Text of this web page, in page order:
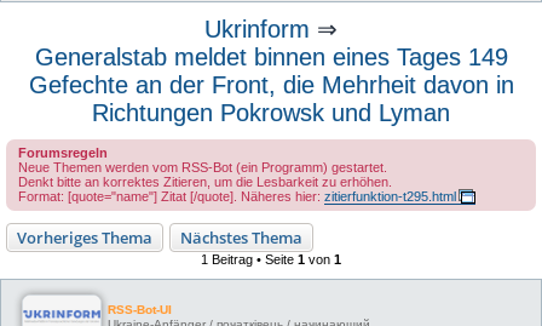
Ukrinform ⇒
Generalstab meldet binnen eines Tages 149
Gefechte an der Front, die Mehrheit davon in
Richtungen Pokrowsk und Lyman
Forumsregeln
Neue Themen werden vom RSS-Bot (ein Programm) gestartet.
Denkt bitte an korrektes Zitieren, um die Lesbarkeit zu erhöhen.
Format: [quote="name"] Zitat [/quote]. Näheres hier: zitierfunktion-t295.html
Vorheriges Thema Nächstes Thema
1 Beitrag • Seite 1 von 1
RSS-Bot-UI